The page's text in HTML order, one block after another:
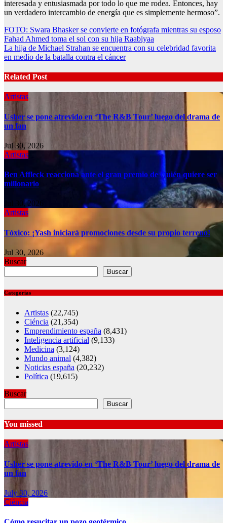
interesada y entusiasmada por todo lo que me rodea. Entonces, hay
un verdadero intercambio de energía que es simplemente hermoso”.
Post
navigation
FOTO: Swara Bhasker se convierte en fotógrafa mientras su esposo
Fahad Ahmed toma el sol con su hija Raabiyaa
La hija de Michael Strahan se encuentra con su celebridad favorita
en medio de la batalla contra el cáncer
Related Post
Artistas
Usher se pone atrevido en ‘The R&B Tour’ luego del drama de
un fan
Jul 30, 2026
Artistas
Ben Affleck reacciona ante el gran premio de Quién quiere ser
millonario
Jul 30, 2026
Artistas
Tóxico: ¡Yash iniciará promociones desde su propio terreno!
Jul 30, 2026
Buscar
Buscar
Categorías
Artistas (22,745)
Ciéncia (21,354)
Emprendimiento españa (8,431)
Inteligencia artificial (9,133)
Medicina (3,124)
Mundo animal (4,382)
Noticias españa (20,232)
Política (19,615)
Buscar
Buscar
You missed
Artistas
Usher se pone atrevido en ‘The R&B Tour’ luego del drama de
un fan
July 30, 2026
Ciéncia